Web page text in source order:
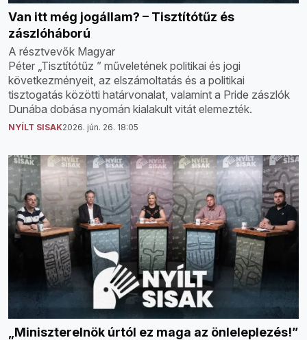
Van itt még jogállam? – Tisztítótűz és
zászlóháború
A résztvevők Magyar
Péter „Tisztítótűz ” műveletének politikai és jogi
következményeit, az elszámoltatás és a politikai
tisztogatás közötti határvonalat, valamint a Pride zászlók
Dunába dobása nyomán kialakult vitát elemezték.
NYÍLT SISAK2026. jún. 26. 18:05
„Miniszterelnök úrtól ez maga az önleleplezés!”